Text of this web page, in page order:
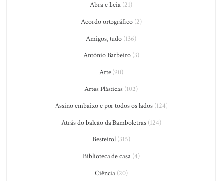
Abra e Leia (21)
Acordo ortográfico(2)
Amigos, tudo (136)
António Barbeiro(3)
Arte(90)
Artes Plásticas (102)
Assino embaixo e por todos os lados(124)
Atrás do balcão da Bamboletras(124)
Besteirol(315)
Biblioteca de casa(4)
Ciência(20)